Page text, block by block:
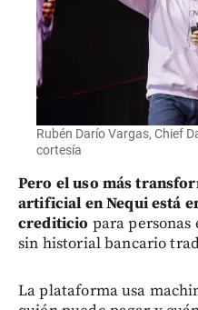
Rubén Darío Vargas, Chief
cortesía
Pero el uso más
artificial en Nequi está
crediticio para
sin historial bancario
La plataforma usa